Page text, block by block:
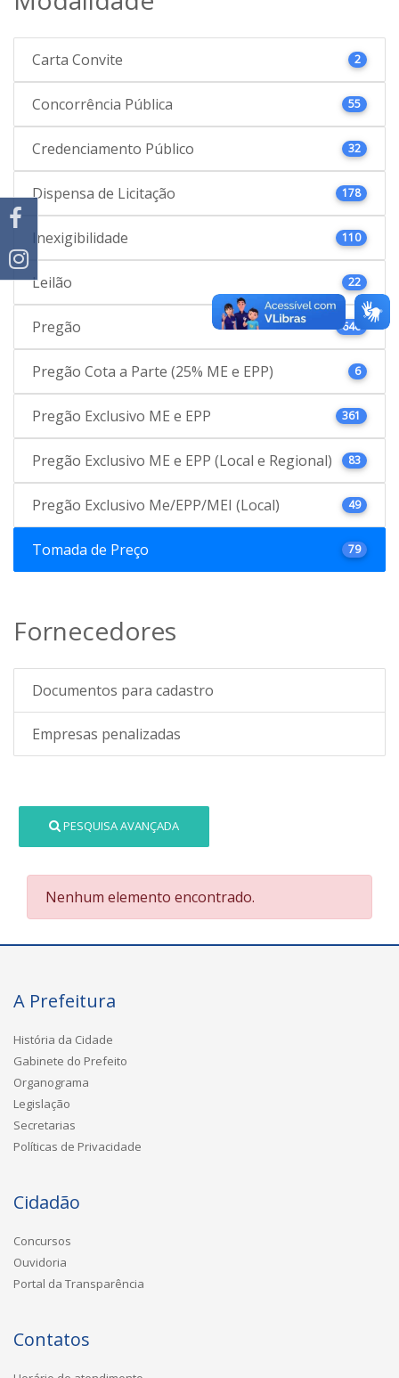
Carta Convite 2
Concorrência Pública 55
Credenciamento Público 32
Dispensa de Licitação 178
Inexigibilidade 110
Leilão 22
Pregão 646
Pregão Cota a Parte (25% ME e EPP) 6
Pregão Exclusivo ME e EPP 361
Pregão Exclusivo ME e EPP (Local e Regional) 83
Pregão Exclusivo Me/EPP/MEI (Local) 49
Tomada de Preço 79
Fornecedores
Documentos para cadastro
Empresas penalizadas
PESQUISA AVANÇADA
Nenhum elemento encontrado.
A Prefeitura
História da Cidade
Gabinete do Prefeito
Organograma
Legislação
Secretarias
Políticas de Privacidade
Cidadão
Concursos
Ouvidoria
Portal da Transparência
Contatos